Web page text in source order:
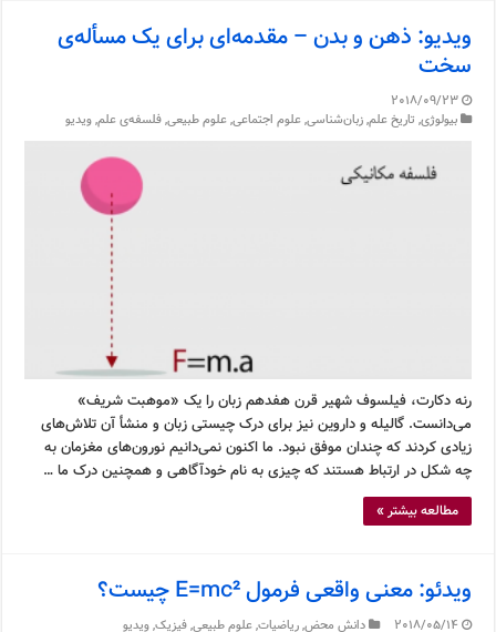
ویدیو: ذهن و بدن – مقدمه‌ای برای یک مسأله‌ی
سخت
2018/09/23
بیولوژی, تاریخ علم,زبان‌شناسی,علوم اجتماعی,علوم طبیعی,فلسفه‌ی علم,ویدیو
رنه دکارت، فیلسوف شهیر قرن هفدهم زبان را یک «موهبت شریف»
می‌دانست. گالیله و داروین نیز برای درک چیستی زبان و منشأ آن تلاش‌های
زیادی کردند که چندان موفق نبود. ما اکنون نمی‌دانیم نورون‌های مغزمان به
چه شکل در ارتباط هستند که چیزی به نام خودآگاهی و همچنین درک ما …
مطالعه بیشتر »
ویدئو: معنی واقعی فرمول E=mc² چیست؟
2018/05/14 دانش محض,ریاضیات,علوم طبیعی,فیزیک,ویدیو